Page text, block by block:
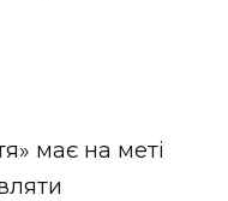
має на меті